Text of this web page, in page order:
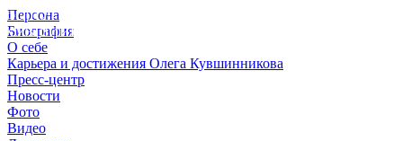
Персона
Биография
О себе
Карьера и достижения Олега Кувшинникова
Пресс-центр
Новости
Фото
Видео
© 2012 - 2023,
КУВШИННИКОВ О.А.